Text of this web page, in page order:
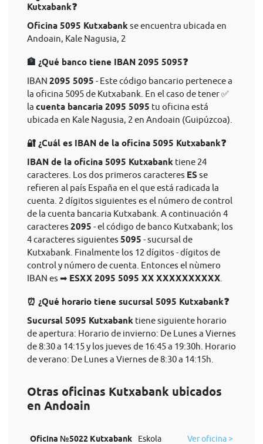
Kutxabank❓
Oficina 5095 Kutxabankse encuentra ubicada en
Andoain, Kale Nagusia, 2
🏦 ¿Qué banco tiene IBAN 2095 5095❓
IBAN 2095 5095 - Este código bancario pertenece a
la oficina 5095 de Kutxabank. En el caso de tener ✅
la cuenta bancaria 2095 5095 tu oficina está
ubicada en Kale Nagusia, 2 en Andoain (Guipúzcoa).
🔐 ¿Cuál es IBAN de la oficina 5095 Kutxabank❓
IBAN de la oficina 5095 Kutxabank tiene 24
caracteres. Los dos primeros caracteres ES se
refieren al país España en el que está radicada la
cuenta. 2 dígitos siguientes es el número de control
de la cuenta bancaria Kutxabank. A continuación 4
caracteres 2095 - el código de banco Kutxabank; los
4 caracteres siguientes 5095 - sucursal de
Kutxabank. Finalmente los 12 dígitos - dígitos de
control y número de cuenta. Entonces el nùmero
IBAN es ➡ ESXX 2095 5095 XX XXXXXXXXXX
⏰ ¿Qué horario tiene sucursal 5095 Kutxabank❓
Sucursal 5095 Kutxabank tiene siguiente horario
de apertura: Horario de invierno: De Lunes a Viernes
de 8:30 a 14:15 y los jueves de 16:45 a 19:30h. Horario
de verano: De Lunes a Viernes de 8:30 a 14:15h.
Otras oficinas Kutxabank ubicados
en Andoain
Oficina №5022 Kutxabank
Eskola
Ver oficina >